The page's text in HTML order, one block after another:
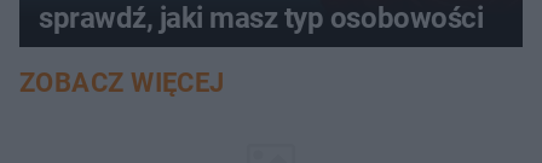
sprawdź, jaki masz typ osobowości
ZOBACZ WIĘCEJ